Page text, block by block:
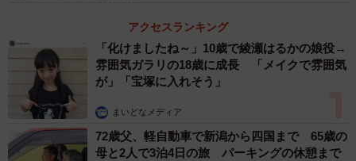
アクセスランキング
「化けましたね～」10歳で綾瀬はるかの娘役→
雰囲気ガラリの18歳に成長 「メイクで雰囲気
が」「宝塚に入れそう」
まいどなメディア
72歳父、軽自動車で新潟から四国まで 65歳の
母と2人で3泊4日の旅 パーキングの休憩まで